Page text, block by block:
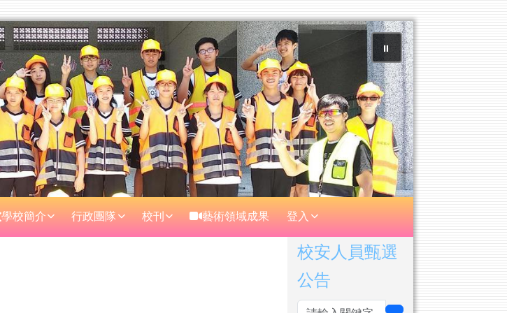
⏸
學校簡介 行政團隊 校刊 藝術領域成果 登入
右邊區域內容
校安人員甄選
公告